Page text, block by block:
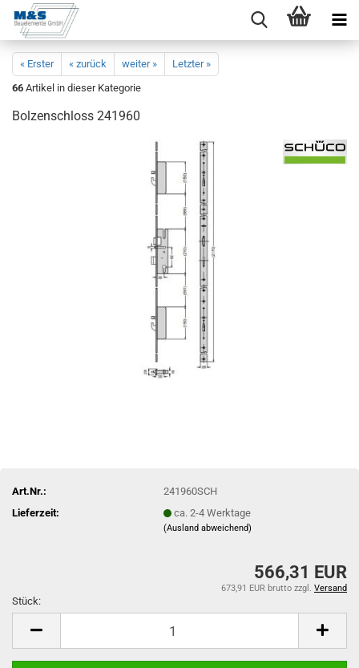
« Erster « zurück weiter »
Letzter »
66 Artikel in dieser Kategorie
Bol­zen­schloss 241960
Art.Nr.:
241960SCH
Lieferzeit:
ca. 2-4 Werktage
(Ausland abweichend)
566,31 EUR
673,91 EUR brutto zzgl. Versand
Stück: